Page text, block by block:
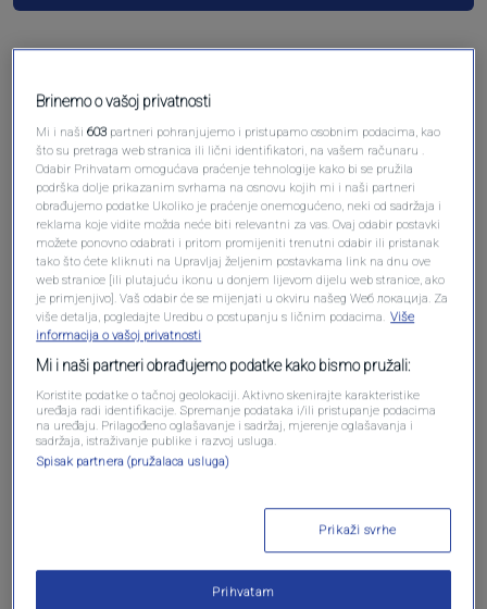
Oglas
Brinemo o vašoj privatnosti
Mi i naši603 partneri pohranjujemo i pristupamo osobnim podacima, kao
što su pretraga web stranica ili lični identifikatori, na vašem računaru .
Odabir Prihvatam omogućava praćenje tehnologije kako bi se pružila
podrška dolje prikazanim svrhama na osnovu kojih mi i naši partneri
obrađujemo podatke Ukoliko je praćenje onemogućeno, neki od sadržaja i
reklama koje vidite možda neće biti relevantni za vas. Ovaj odabir postavki
možete ponovno odabrati i pritom promijeniti trenutni odabir ili pristanak
tako što ćete kliknuti na Upravljaj željenim postavkama link na dnu ove
web stranice [ili plutajuću ikonu u donjem lijevom dijelu web stranice, ako
je primjenjivo]. Vaš odabir će se mijenjati u okviru našeg Wеб локација. Za
više detalja, pogledajte Uredbu o postupanju s ličnim podacima. Više
informacija o vašoj privatnosti
Mi i naši partneri obrađujemo podatke kako bismo pružali:
Koristite podatke o tačnoj geolokaciji. Aktivno skenirajte karakteristike
uređaja radi identifikacije. Spremanje podataka i/ili pristupanje podacima
na uređaju. Prilagođeno oglašavanje i sadržaj, mjerenje oglašavanja i
sadržaja, istraživanje publike i razvoj usluga.
Spisak partnera (pružalaca usluga)
Prikaži svrhe
Prihvatam